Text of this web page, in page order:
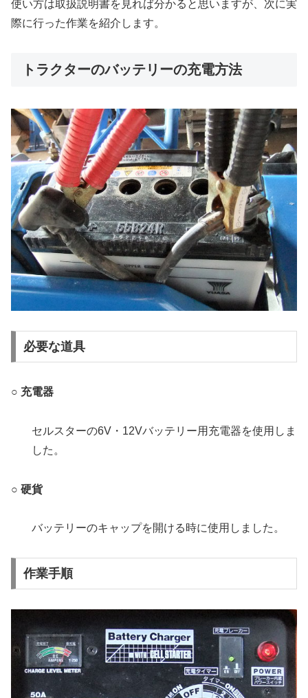
使い方は取扱説明書を見れば分かると思いますが、次に実
際に行った作業を紹介します。
トラクターのバッテリーの充電方法
必要な道具
○ 充電器
セルスターの6V・12Vバッテリー用充電器を使用しま
した。
○ 硬貨
バッテリーのキャップを開ける時に使用しました。
作業手順